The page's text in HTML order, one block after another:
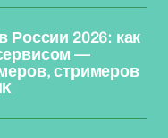
России 2026: как
—
стримеров